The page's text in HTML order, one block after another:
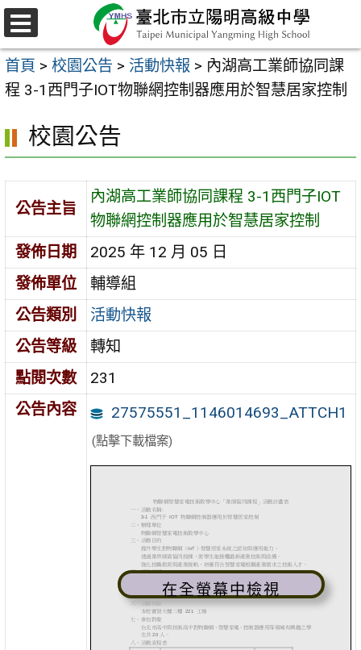
跳
至
主
要
容
區
選
單
首頁 > 校園公告 > 活動快報 > 內湖高工業師協同課
程 3-1西門子IOT物聯網控制器應用於智慧居家控制
校園公告
公告主旨
內湖高工業師協同課程 3-1西門子IOT
物聯網控制器應用於智慧居家控制
發佈日期
2025 年 12 月 05 日
發佈單位
輔導組
公告類別
活動快報
公告等級
轉知
點閱次數
231
公告內容
27575551_1146014693_ATTCH1
(點擊下載檔案)
在全螢幕中檢視